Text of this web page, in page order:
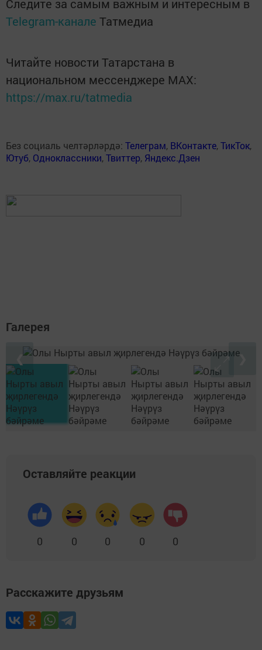
Следите за самым важным и интересным в
Telegram-канале Татмедиа
Читайте новости Татарстана в
национальном мессенджере MАХ:
https://max.ru/tatmedia
Без социаль челтәрләрдә: Телеграм, ВКонтакте,ТикТок,
Ютуб, Одноклассники,Твиттер, Яндекс.Дзен
Галерея
❮ ❯
Оставляйте реакции
0 0 0 0 0
Расскажите друзьям